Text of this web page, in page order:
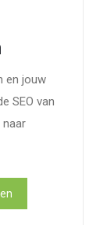
en jouw
SEO van
naar